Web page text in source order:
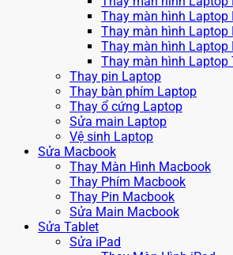
Thay màn hình Laptop
Thay màn hình Laptop
Thay màn hình Laptop
Thay màn hình Laptop
Thay pin Laptop
Thay bàn phím Laptop
Thay ổ cứng Laptop
Sửa main Laptop
Vệ sinh Laptop
Sửa Macbook
Thay Màn Hình Macbook
Thay Phím Macbook
Thay Pin Macbook
Sửa Main Macbook
Sửa Tablet
Sửa iPad